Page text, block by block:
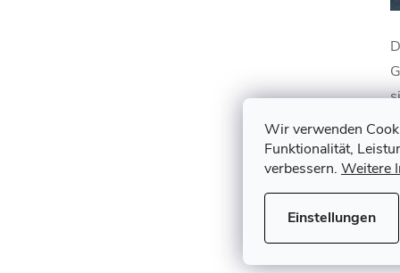
Wir verwenden
Funktionalität,
verbessern. Weitere
Einstellungen